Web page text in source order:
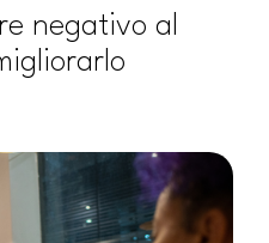
negativo al